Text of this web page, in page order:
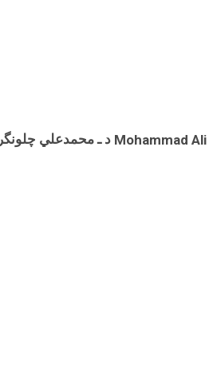
Mohammad د ـ محمدعلي چلونگر